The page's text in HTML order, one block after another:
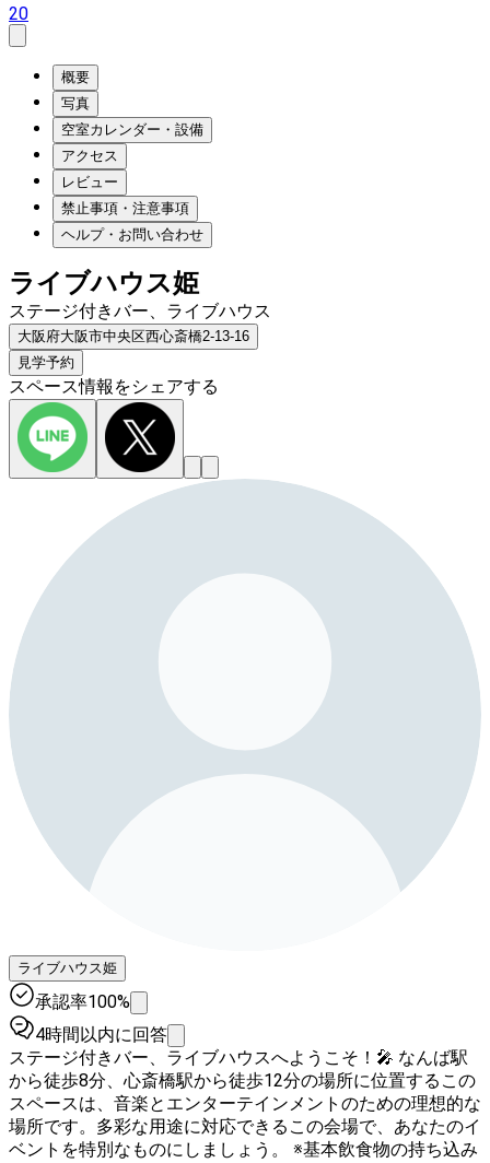
20
概要
写真
空室カレンダー・設備
アクセス
レビュー
禁止事項・注意事項
ヘルプ・お問い合わせ
ライブハウス姫
ステージ付きバー、ライブハウス
大阪府大阪市中央区西心斎橋2-13-16
見学予約
スペース情報をシェアする
ライブハウス姫
承認率100%
4時間以内に回答
ステージ付きバー、ライブハウスへようこそ！🎤 なんば駅
から徒歩8分、心斎橋駅から徒歩12分の場所に位置するこの
スペースは、音楽とエンターテインメントのための理想的な
場所です。多彩な用途に対応できるこの会場で、あなたのイ
ベントを特別なものにしましょう。 ※基本飲食物の持ち込み